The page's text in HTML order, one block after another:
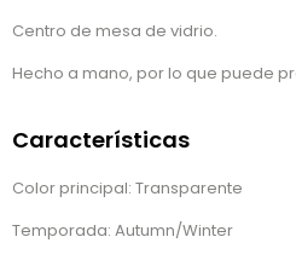
Centro de mesa de vidrio.
Hecho a mano, por lo que puede
Características
Color principal: Transparente
Temporada: Autumn/Winter